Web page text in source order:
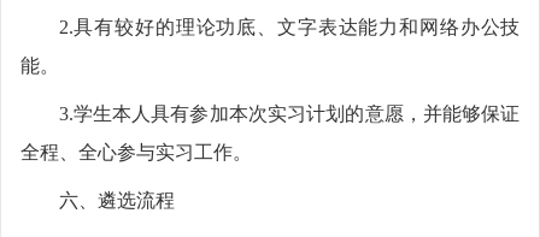
2.具有较好的理论功底、文字表达能力和网络办公技
能。
3.学生本人具有参加本次实习计划的意愿，并能够保证
全程、全心参与实习工作。
六、遴选流程